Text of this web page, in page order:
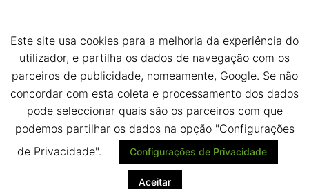
conteúdo
Despoletar
Comunicação social
no seu pior: Carlos
Costa vai nú
Este site usa cookies para a melhoria da experiência do
utilizador, e partilha os dados de navegação com os
parceiros de publicidade, nomeamente, Google. Se não
concordar com esta coleta e processamento dos dados
pode seleccionar quais são os parceiros com que
podemos partilhar os dados na opção "Configurações
de Privacidade".
Configurações de Privacidade
Aceitar